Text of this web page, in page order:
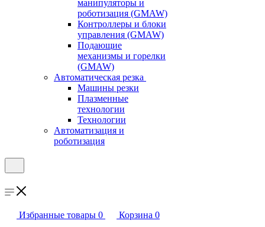
манипуляторы и
роботизация (GMAW)
Контроллеры и блоки
управления (GMAW)
Подающие
механизмы и горелки
(GMAW)
Автоматическая резка
Машины резки
Плазменные
технологии
Технологии
Автоматизация и
роботизация
Избранные товары 0 Корзина 0